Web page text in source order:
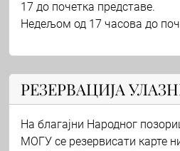
17 до почетка представе.
Недељом од 17 часова до
РЕЗЕРВАЦИЈА
На благајни Народног
МОГУ се резервисати карте